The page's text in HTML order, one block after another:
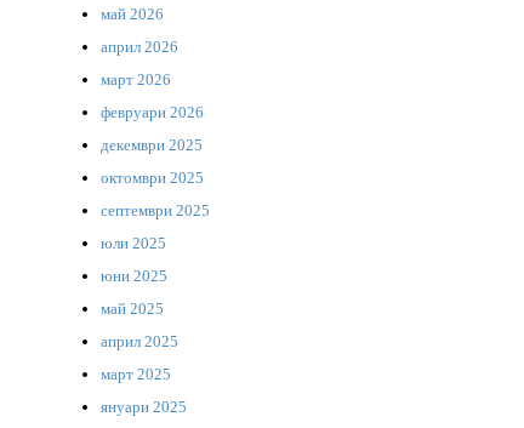
май 2026
април 2026
март 2026
февруари 2026
декември 2025
октомври 2025
септември 2025
юли 2025
юни 2025
май 2025
април 2025
март 2025
януари 2025